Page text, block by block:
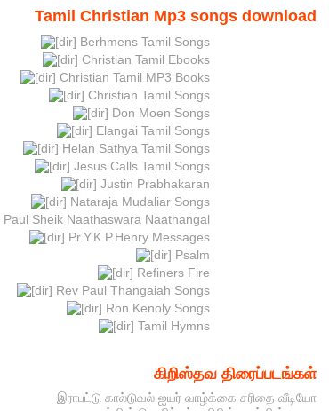
Tamil Christian Mp3 songs download
Berhmens Tamil Songs
Christian Tamil Ebooks
Christian Tamil MP3 Books
Christian Tamil Songs
Don Moen Songs
Elangai Tamil Songs
Helan Sathya Tamil Songs
Jesus Calls Tamil Songs
Justin Prabhakaran
Nataraja Mudaliar Songs
Paul Sheik Naathaswara Naathangal
Pr.Y.K.P.Henry Messages
Psalm
Refiners Fire
Rev Paul Thangaiah Songs
Ron Kenoly Songs
Tamil Hymns
கிறிஸ்தவ திரைப்படங்கள்
இராபட்டு கால்டுவல் ஐயர் வாழ்க்கை சரிதை வீடியோ